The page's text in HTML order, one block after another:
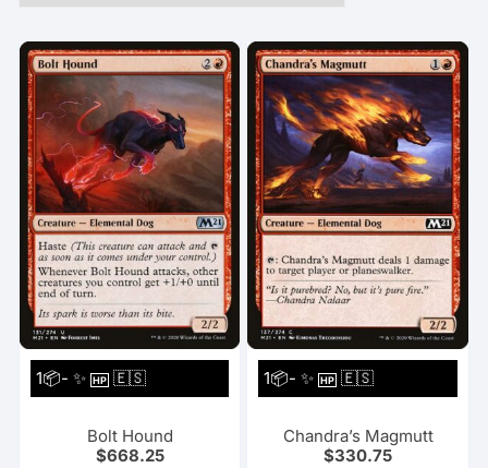
1📦- ✨HP 🇪🇸
Bolt Hound
$668.25
1📦- ✨HP 🇪🇸
Chandra’s Magmutt
$330.75